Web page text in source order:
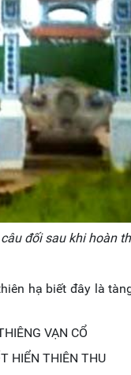
đối sau khi hoàn
hạ biết đây là
VẠN CỔ
HIỂN THIÊN THU